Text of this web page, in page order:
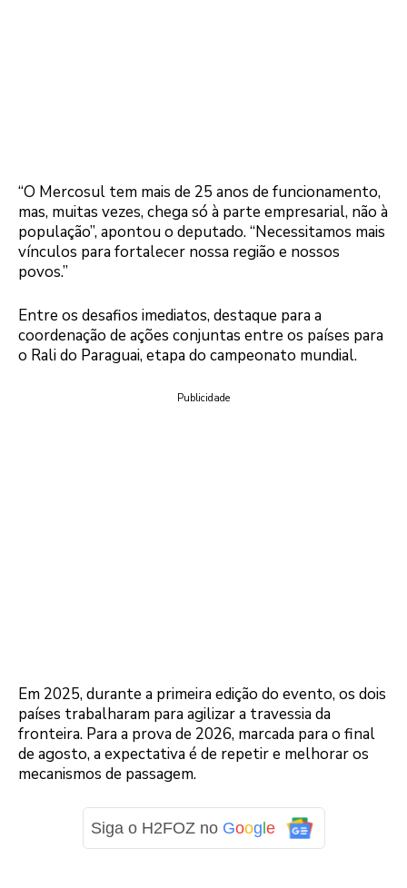
“O Mercosul tem mais de 25 anos de funcionamento,
mas, muitas vezes, chega só à parte empresarial, não à
população”, apontou o deputado. “Necessitamos mais
vínculos para fortalecer nossa região e nossos
povos.”
Entre os desafios imediatos, destaque para a
coordenação de ações conjuntas entre os países para
o Rali do Paraguai, etapa do campeonato mundial.
Publicidade
Em 2025, durante a primeira edição do evento, os dois
países trabalharam para agilizar a travessia da
fronteira. Para a prova de 2026, marcada para o final
de agosto, a expectativa é de repetir e melhorar os
mecanismos de passagem.
Siga o H2FOZ no Goog e